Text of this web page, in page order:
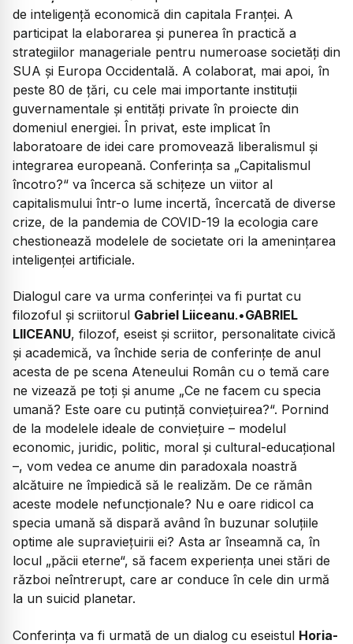
de inteligență economică din capitala Franței. A
participat la elaborarea și punerea în practică a
strategiilor manageriale pentru numeroase societăți din
SUA și Europa Occidentală. A colaborat, mai apoi, în
peste 80 de țări, cu cele mai importante instituții
guvernamentale și entități private în proiecte din
domeniul energiei. În privat, este implicat în
laboratoare de idei care promovează liberalismul și
integrarea europeană. Conferința sa „Capitalismul
încotro?“ va încerca să schițeze un viitor al
capitalismului într-o lume incertă, încercată de diverse
crize, de la pandemia de COVID-19 la ecologia care
chestionează modelele de societate ori la amenințarea
inteligenței artificiale.
Dialogul care va urma conferinței va fi purtat cu
filozoful și scriitorul Gabriel Liiceanu.•GABRIEL
LIICEANU, filozof, eseist şi scriitor, personalitate civică
şi academică, va închide seria de conferințe de anul
acesta de pe scena Ateneului Român cu o temă care
ne vizează pe toți și anume „Ce ne facem cu specia
umană? Este oare cu putință conviețuirea?“. Pornind
de la modelele ideale de conviețuire – modelul
economic, juridic, politic, moral și cultural-educațional
–, vom vedea ce anume din paradoxala noastră
alcătuire ne împiedică să le realizăm. De ce rămân
aceste modele nefuncționale? Nu e oare ridicol ca
specia umană să dispară având în buzunar soluțiile
optime ale supraviețuirii ei? Asta ar înseamnă ca, în
locul „păcii eterne“, să facem experiența unei stări de
război neîntrerupt, care ar conduce în cele din urmă
la un suicid planetar.
Conferința va fi urmată de un dialog cu eseistul Horia-